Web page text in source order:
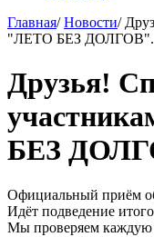
Главная/ Новости/
"ЛЕТО БЕЗ ДОЛГОВ".
Друзья!
БЕЗ
Официальный приём
Идёт подведение
Мы проверяем каждую